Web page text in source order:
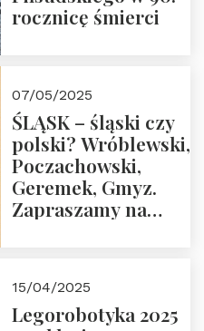
rocznicę śmierci
07/05/2025
ŚLĄSK – śląski czy
polski? Wróblewski,
Poczachowski,
Geremek, Gmyz.
Zapraszamy na
Trójmorza.
15/04/2025
Legorobotyka 2025